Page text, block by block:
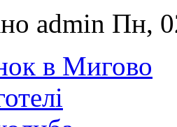
admin Пн,
в Мигово